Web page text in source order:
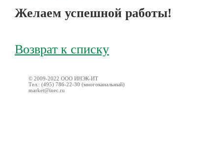
Желаем успешной работы!
Возврат к списку
© 2009-2022 ООО ИНЭК-ИТ
Тел.: (495) 786-22-30 (многоканальный)
market@inec.ru